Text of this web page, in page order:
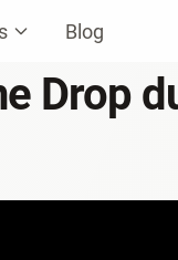
Blog
Drop